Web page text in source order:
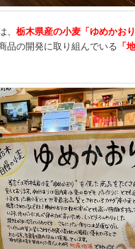
、栃木県産の小麦「ゆめかお
品の開発に取り組んでいる 「